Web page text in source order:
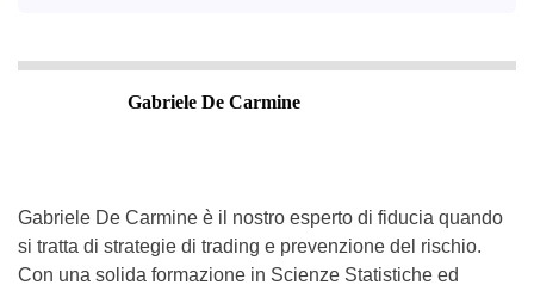
Gabriele De Carmine
Gabriele De Carmine è il nostro esperto di fiducia quando
si tratta di strategie di trading e prevenzione del rischio.
Con una solida formazione in Scienze Statistiche ed